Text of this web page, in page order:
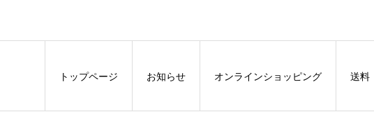
トップページ お知らせ オンラインショッピング 送料